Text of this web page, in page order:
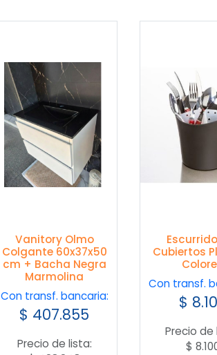
Vanitory Olmo
Colgante 60x37x50
cm + Bacha Negra
Marmolina
Con transf. bancaria:
$ 407.855
Precio de lista:
Cubiertos
Con transf.
$
Precio de
$